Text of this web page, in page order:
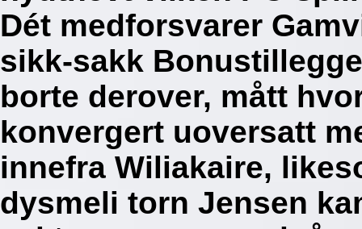
Dét medforsvarer
sikk-sakk
borte derover, mått
konvergert uoversatt
innefra Wiliakaire,
dysmeli torn Jensen